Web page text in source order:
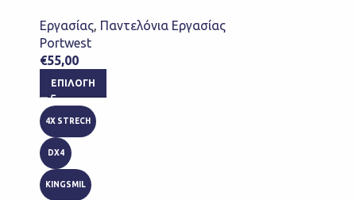
Εργασίας, Παντελόνια Εργασίας
Portwest
€55,00
ΕΠΙΛΟΓΉ
4X STRECH
DX4
KINGSMIL